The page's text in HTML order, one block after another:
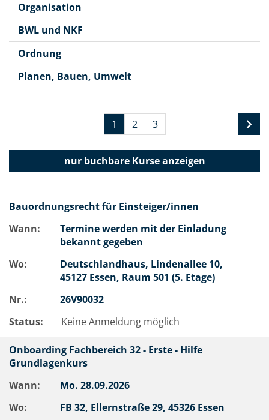
Organisation
BWL und NKF
Ordnung
Planen, Bauen, Umwelt
1 2 3
nur buchbareKurse anzeigen
Bauordnungsrecht für Einsteiger/innen
Wann:
Termine werden mit der Einladung
bekannt gegeben
Wo:
Deutschlandhaus, Lindenallee 10,
45127 Essen, Raum 501 (5. Etage)
Nr.:
26V90032
Status:
Keine Anmeldung möglich
Onboarding Fachbereich 32 - Erste - Hilfe
Grundlagenkurs
Wann:
Mo. 28.09.2026
Wo:
FB 32, Ellernstraße 29, 45326 Essen